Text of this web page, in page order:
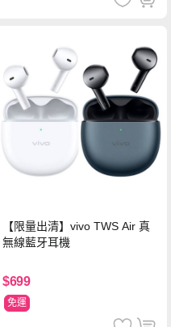
【限量出清】vivo TWS Air 真
無線藍牙耳機
$699
免運